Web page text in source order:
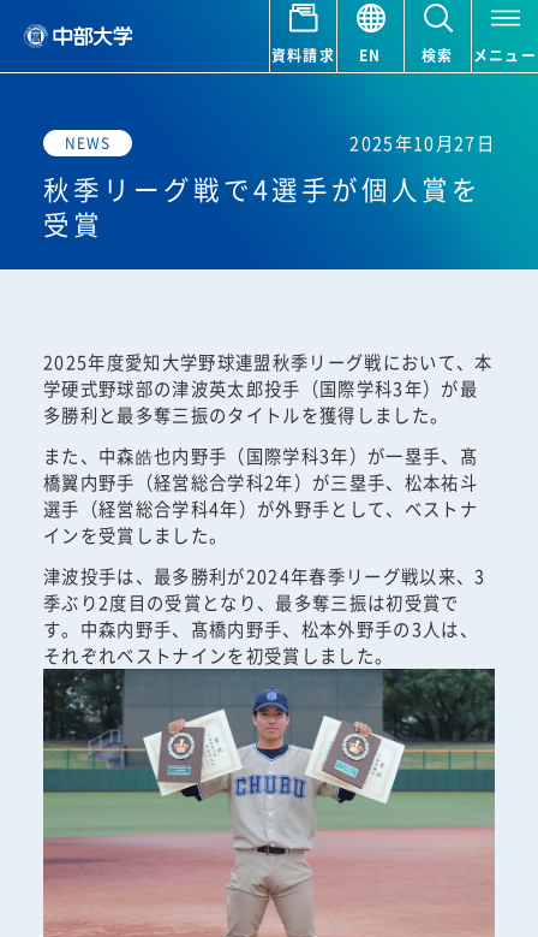
資料請求 EN 検索 メニュー
2025年10月27日
NEWS
秋季リーグ戦で4選手が個人賞を
受賞
2025年度愛知大学野球連盟秋季リーグ戦において、本
学硬式野球部の津波英太郎投手（国際学科3年）が最
多勝利と最多奪三振のタイトルを獲得しました。
また、中森皓也内野手（国際学科3年）が一塁手、髙
橋翼内野手（経営総合学科2年）が三塁手、松本祐斗
選手（経営総合学科4年）が外野手として、ベストナ
インを受賞しました。
津波投手は、最多勝利が2024年春季リーグ戦以来、3
季ぶり2度目の受賞となり、最多奪三振は初受賞で
す。中森内野手、髙橋内野手、松本外野手の3人は、
それぞれベストナインを初受賞しました。